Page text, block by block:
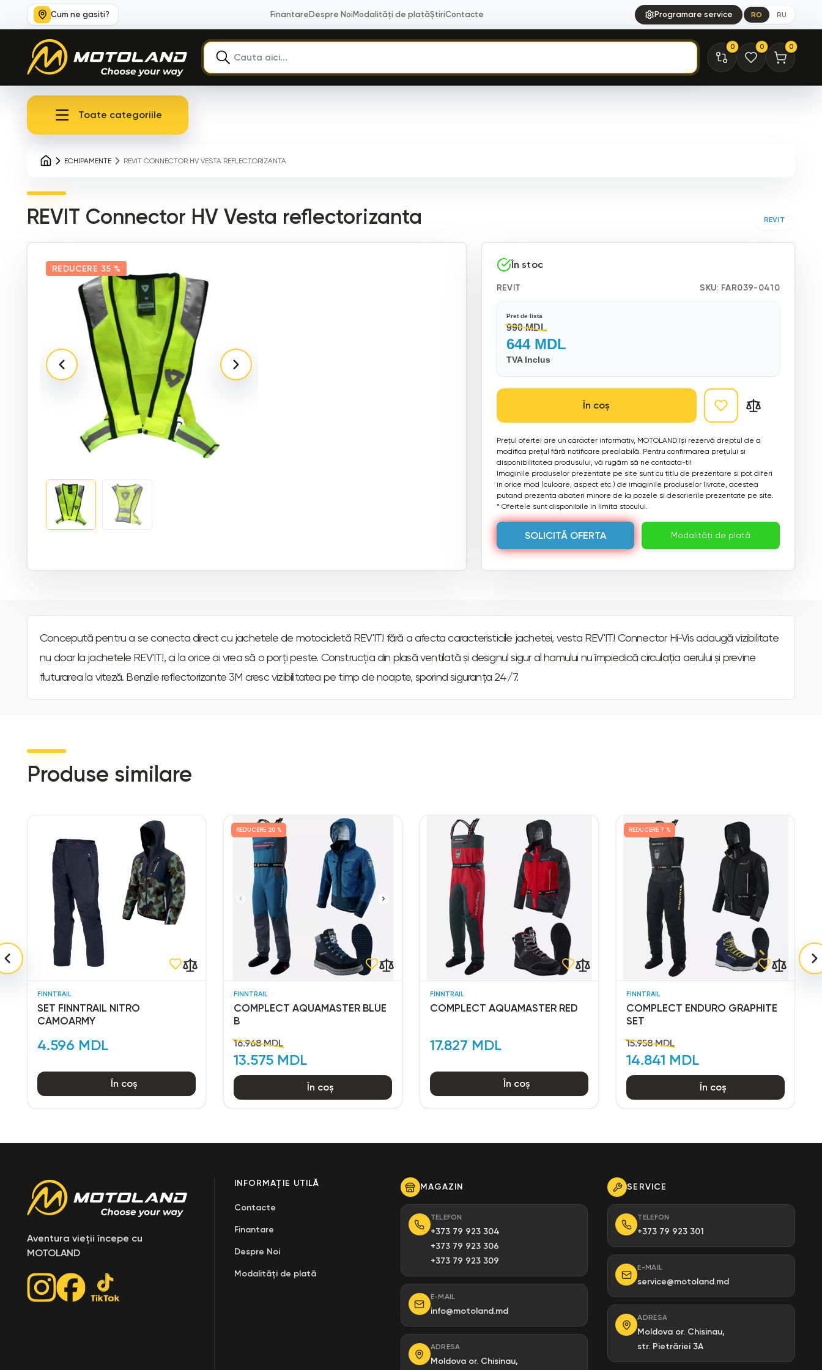
Cum ne gasiti? Finantare Despre Noi Modalități de platăȘtiriContacte Programare service RO RU
0 0 0
Toate categoriile
ECHIPAMENTE REVIT CONNECTOR HV VESTA REFLECTORIZANTA
REVIT Connector HV Vesta reflectorizanta REVIT
REDUCERE 35 % În stoc
REVIT SKU: FAR039-0410
Pret de lista
990 MDL
644 MDL
TVA Inclus
În coș
Prețul ofertei are un caracter informativ, MOTOLAND își rezervă dreptul de a
modifica prețul fără notificare prealabilă. Pentru confirmarea prețului si
disponibilitatea produsului, vă rugăm să ne contacta-ti!
Imaginile produselor prezentate pe site sunt cu titlu de prezentare si pot diferi
in orice mod (culoare, aspect etc.) de imaginile produselor livrate, acestea
putand prezenta abateri minore de la pozele si descrierile prezentate pe site.
* Ofertele sunt disponibile in limita stocului.
SOLICITĂ OFERTA Modalități de plată
Concepută pentru a se conecta direct cu jachetele de motocicletă REV'IT! fără a afecta caracteristicile jachetei, vesta REV'IT! Connector Hi-Vis adaugă vizibilitate
nu doar la jachetele REV'IT!, ci la orice ai vrea să o porți peste. Construcția din plasă ventilată și designul sigur al hamului nu împiedică circulația aerului și previne
fluturarea la viteză. Benzile reflectorizante 3M cresc vizibilitatea pe timp de noapte, sporind siguranța 24/7.
Produse similare
FINNTRAIL
SET FINNTRAIL NITRO
CAMOARMY
4.596 MDL
În coș
FINNTRAIL
COMPLECT AQUAMASTER BLUE
B
16.968 MDL
13.575 MDL
REDUCERE 20 %
În coș
FINNTRAIL
COMPLECT AQUAMASTER RED
17.827 MDL
În coș
FINNTRAIL
COMPLECT ENDURO GRAPHITE
SET
15.958 MDL
14.841 MDL
REDUCERE 7 %
În coș
Aventura vieții începe cu
MOTOLAND
INFORMAȚIE UTILĂ
Contacte
Finantare
Despre Noi
Modalități de plată
MAGAZIN
TELEFON
+373 79 923 304
+373 79 923 306
+373 79 923 309
E-MAIL
info@motoland.md
ADRESA
Moldova or. Chisinau,
SERVICE
TELEFON
+373 79 923 301
E-MAIL
service@motoland.md
ADRESA
Moldova or. Chisinau,
str. Pietrăriei 3A